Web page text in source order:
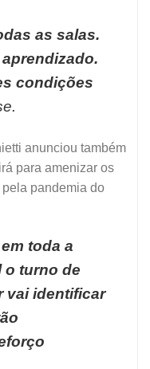
as salas.
condições
anunciou também
para amenizar os
pandemia do
toda a
o turno de
vai identificar